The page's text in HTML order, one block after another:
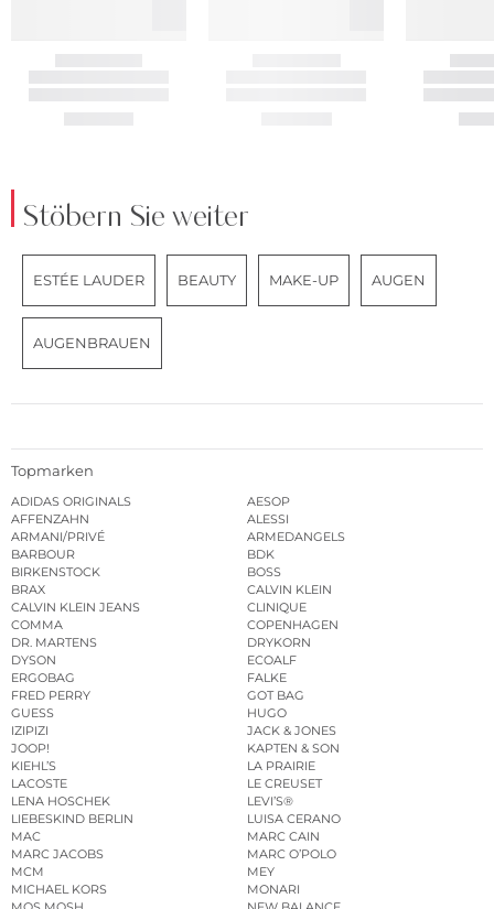
Stöbern Sie weiter
ESTÉE LAUDER BEAUTY MAKE-UP AUGEN
AUGENBRAUEN
Topmarken
ADIDAS ORIGINALS
AESOP
AFFENZAHN
ALESSI
ARMANI/PRIVÉ
ARMEDANGELS
BARBOUR
BDK
BIRKENSTOCK
BOSS
BRAX
CALVIN KLEIN
CALVIN KLEIN JEANS
CLINIQUE
COMMA
COPENHAGEN
DR. MARTENS
DRYKORN
DYSON
ECOALF
ERGOBAG
FALKE
FRED PERRY
GOT BAG
GUESS
HUGO
IZIPIZI
JACK & JONES
JOOP!
KAPTEN & SON
KIEHL’S
LA PRAIRIE
LACOSTE
LE CREUSET
LENA HOSCHEK
LEVI’S®
LIEBESKIND BERLIN
LUISA CERANO
MAC
MARC CAIN
MARC JACOBS
MARC O’POLO
MCM
MEY
MICHAEL KORS
MONARI